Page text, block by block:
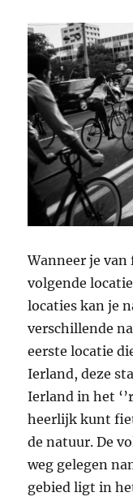
Wanneer je
volgende
locaties kan je
verschillende
eerste locatie
Ierland, deze
Ierland in het
heerlijk kunt
de natuur. De
weg gelegen
gebied ligt in